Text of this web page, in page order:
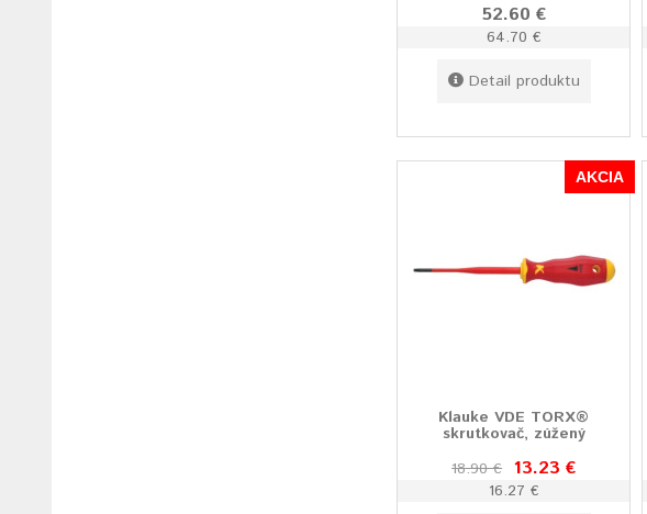
52.60 €
64.70 €
Detail produktu
AKCIA
Klauke VDE TORX®
skrutkovač, zúžený
18.90 € 13.23 €
16.27 €